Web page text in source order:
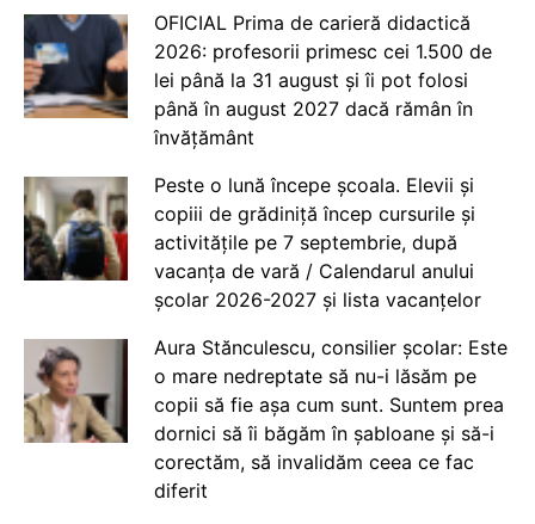
OFICIAL Prima de carieră didactică
2026: profesorii primesc cei 1.500 de
lei până la 31 august și îi pot folosi
până în august 2027 dacă rămân în
învățământ
Peste o lună începe școala. Elevii și
copiii de grădiniță încep cursurile și
activitățile pe 7 septembrie, după
vacanța de vară / Calendarul anului
școlar 2026-2027 și lista vacanțelor
Aura Stănculescu, consilier școlar: Este
o mare nedreptate să nu-i lăsăm pe
copii să fie așa cum sunt. Suntem prea
dornici să îi băgăm în șabloane și să-i
corectăm, să invalidăm ceea ce fac
diferit